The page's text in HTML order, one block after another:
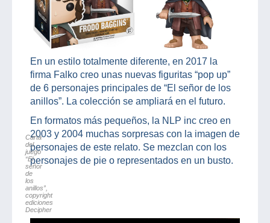
En un estilo totalmente diferente, en 2017 la
firma Falko creo unas nuevas figuritas “pop up”
de 6 personajes principales de “El señor de los
anillos”. La colección se ampliará en el futuro.
En formatos más pequeños, la NLP inc creo en
2003 y 2004 muchas sorpresas con la imagen de
personajes de este relato. Se mezclan con los
personajes de pie o representados en un busto.
Carta
del
juego
“El
señor
de
los
anillos”,
copyright
ediciones
Decipher